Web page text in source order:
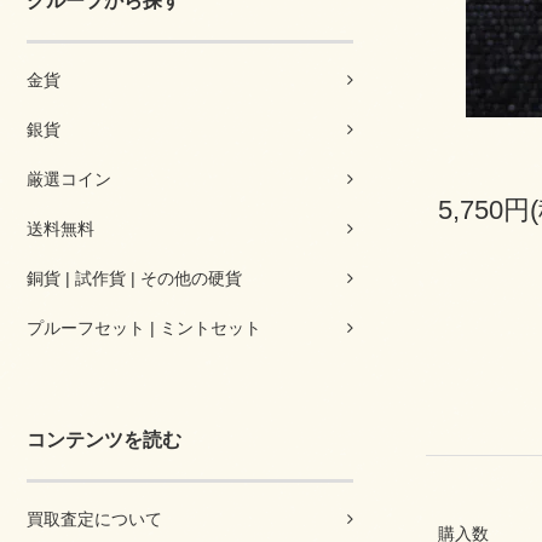
金貨
銀貨
厳選コイン
送料無料
銅貨 | 試作貨 | その他の硬貨
プルーフセット | ミントセット
コンテンツを読む
買取査定について
5,750円
購入数